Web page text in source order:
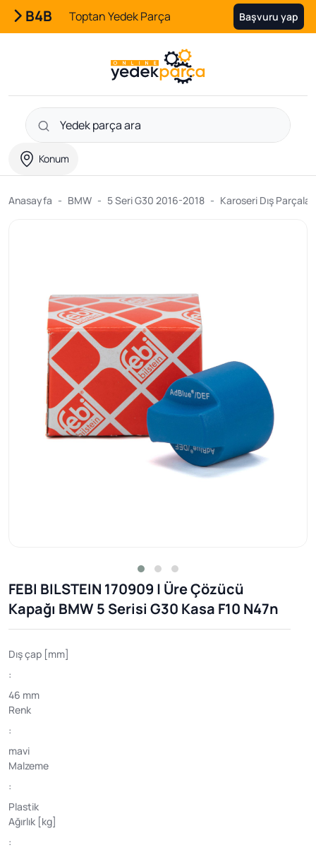
B4B Toptan Yedek Parça Başvuru yap
Konum
Anasayfa BMW 5 Seri G30 2016-2018 Karoseri Dış Parçalar
FEBI BILSTEIN 170909 | Üre Çözücü
Kapağı BMW 5 Serisi G30 Kasa F10 N47n
Dış çap [mm]
:
46 mm
Renk
:
mavi
Malzeme
:
Plastik
Ağırlık [kg]
: